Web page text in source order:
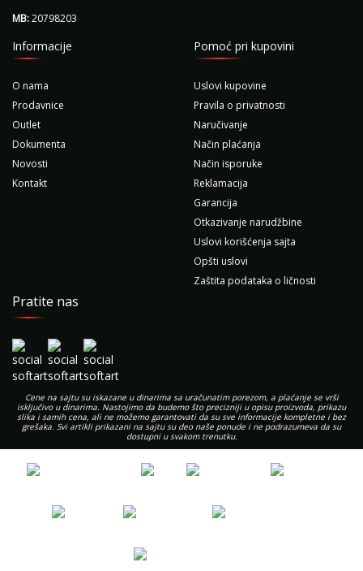
MB:20798203
Informacije
O nama
Prodavnice
Outlet
Dokumenta
Novosti
Kontakt
Pomoć pri kupovini
Uslovi kupovine
Pravila o privatnosti
Naručivanje
Način plaćanja
Način isporuke
Reklamacija
Garancija
Otkazivanje narudžbine
Uslovi korišćenja sajta
Opšti uslovi
Zaštita podataka o ličnosti
Pratite nas
Cene na sajtu su iskazane u dinarima sa uračunatim porezom, a plaćanje se vrši
isključivo u dinarima. Nastojimo da budemo što precizniji u opisu proizvoda, prikazu
slika i samih cena, ali ne možemo garantovati da su sve informacije kompletne i bez
grešaka. Svi artikli prikazani na sajtu su deo naše ponude i ne podrazumeva da su
dostupni u svakom trenutku.